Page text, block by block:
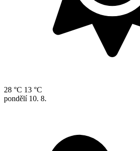
28 °C 13 °C
pondělí 10. 8.